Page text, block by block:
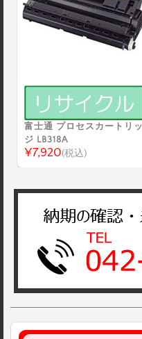
富士通 プロセスカートリッ
ジ LB318A
¥7,920(税込)